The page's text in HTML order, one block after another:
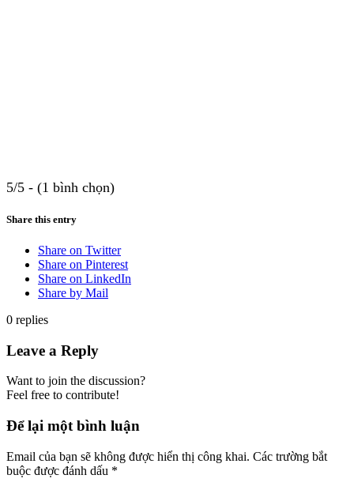
5/5 - (1 bình chọn)
Share this entry
Share on Twitter
Share on Pinterest
Share on LinkedIn
Share by Mail
0 replies
Leave a Reply
Want to join the discussion?
Feel free to contribute!
Để lại một bình luận
Email của bạn sẽ không được hiển thị công khai. Các trường bắt
buộc được đánh dấu *